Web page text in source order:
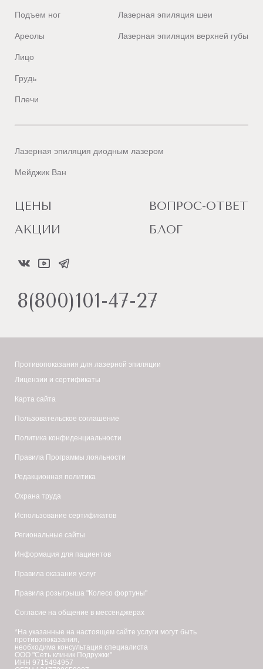
Подъем ног
Ареолы
Лицо
Грудь
Плечи
Лазерная эпиляция шеи
Лазерная эпиляция верхней губы
Лазерная эпиляция диодным лазером
Мейджик Ван
ЦЕНЫ
АКЦИИ
ВОПРОС-ОТВЕТ
БЛОГ
8(800)101-47-27
Противопоказания для лазерной эпиляции
Лицензии и сертификаты
Карта сайта
Пользовательское соглашение
Политика конфиденциальности
Правила Программы лояльности
Редакционная политика
Охрана труда
Использование сертификатов
Региональные сайты
Информация для пациентов
Правила оказания услуг
Правила розыгрыша "Колесо фортуны"
Согласие на общение в мессенджерах
*На указанные на настоящем сайте услуги могут быть
противопоказания,
необходима консультация специалиста
ООО "Сеть клиник Подружки"
ИНН 9715494957